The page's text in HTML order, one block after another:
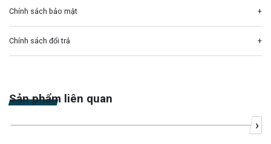
Chính sách bảo mật
Chính sách đổi trả
Sản phẩm liên quan
›